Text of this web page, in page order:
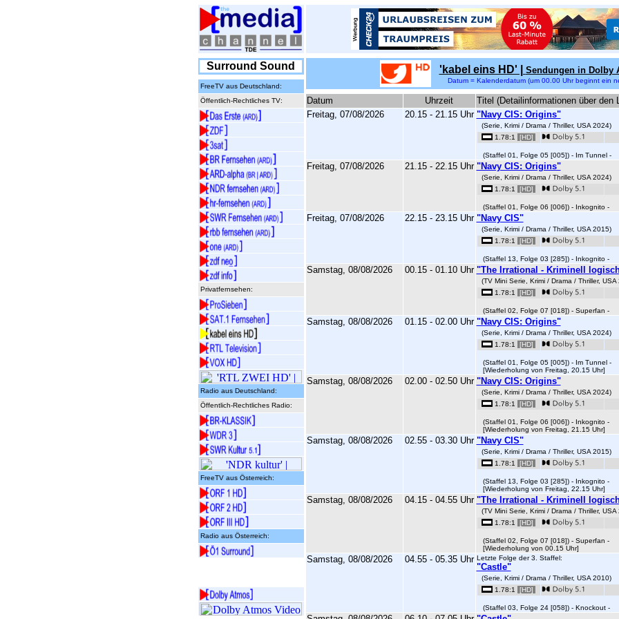
Surround Sound
FreeTV aus Deutschland:
Öffentlich-Rechtliches TV:
Privatfernsehen:
Radio aus Deutschland:
Öffentlich-Rechtliches Radio:
FreeTV aus Österreich:
Radio aus Österreich:
'kabel eins HD' | Sendungen in Dolby
Datum = Kalenderdatum (um 00.00 Uhr beginnt ein
Datum Uhrzeit
Titel (Detailinformationen über den
Freitag, 07/08/2026
20.15 - 21.15 Uhr "Navy CIS: Origins"
(Serie, Krimi / Drama / Thriller, USA 2024)
1.78:1
[HD]
(Staffel 01, Folge 05 [005]) - Im Tunnel -
Freitag, 07/08/2026 21.15 - 22.15 Uhr "Navy CIS: Origins"
(Serie, Krimi / Drama / Thriller, USA 2024)
1.78:1
[HD]
(Staffel 01, Folge 06 [006]) - Inkognito -
Freitag, 07/08/2026 22.15 - 23.15 Uhr "Navy CIS"
(Serie, Krimi / Drama / Thriller, USA 2015)
1.78:1
[HD]
(Staffel 13, Folge 03 [285]) - Inkognito -
Samstag, 08/08/2026 00.15 - 01.10 Uhr "The Irrational - Kriminell
(TV Mini Serie, Krimi / Drama / Thriller, USA
1.78:1
[HD]
(Staffel 02, Folge 07 [018]) - Superfan -
Samstag, 08/08/2026 01.15 - 02.00 Uhr "Navy CIS: Origins"
(Serie, Krimi / Drama / Thriller, USA 2024)
1.78:1
[HD]
(Staffel 01, Folge 05 [005]) - Im Tunnel -
[Wiederholung von Freitag, 20.15 Uhr]
Samstag, 08/08/2026 02.00 - 02.50 Uhr "Navy CIS: Origins"
(Serie, Krimi / Drama / Thriller, USA 2024)
1.78:1
[HD]
(Staffel 01, Folge 06 [006]) - Inkognito -
[Wiederholung von Freitag, 21.15 Uhr]
Samstag, 08/08/2026 02.55 - 03.30 Uhr "Navy CIS"
(Serie, Krimi / Drama / Thriller, USA 2015)
1.78:1
[HD]
(Staffel 13, Folge 03 [285]) - Inkognito -
[Wiederholung von Freitag, 22.15 Uhr]
Samstag, 08/08/2026 04.15 - 04.55 Uhr "The Irrational - Kriminell
(TV Mini Serie, Krimi / Drama / Thriller, USA
1.78:1
[HD]
(Staffel 02, Folge 07 [018]) - Superfan -
[Wiederholung von 00.15 Uhr]
Samstag, 08/08/2026 04.55 - 05.35 Uhr Letzte Folge der 3. Staffel:
"Castle"
(Serie, Krimi / Drama / Thriller, USA 2010)
1.78:1
[HD]
(Staffel 03, Folge 24 [058]) - Knockout -